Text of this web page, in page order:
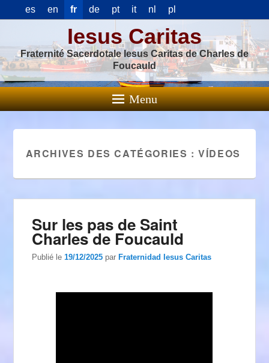
es en fr de pt it nl pl
Iesus Caritas
Fraternité Sacerdotale Iesus Caritas de Charles de
Foucauld
Menu
ARCHIVES DES CATÉGORIES :VÍDEOS
Sur les pas de Saint
Charles de Foucauld
Publié le19/12/2025 par Fraternidad Iesus Caritas